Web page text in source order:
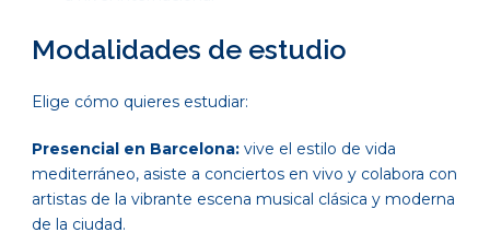
Modalidades de estudio
Elige cómo quieres estudiar:
Presencial en Barcelona: vive el estilo de vida
mediterráneo, asiste a conciertos en vivo y colabora con
artistas de la vibrante escena musical clásica y moderna
de la ciudad.